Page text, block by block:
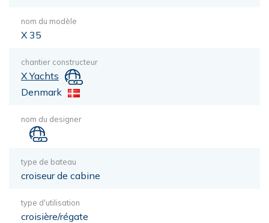
nom du modèle
X 35
chantier constructeur
X Yachts
Denmark
nom du designer
type de bateau
croiseur de cabine
type d'utilisation
croisière/régate